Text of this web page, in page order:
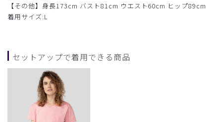
【その他】身長173cm バスト81cm ウエスト60cm ヒップ89cm
着用サイズ:L
セットアップで着用できる商品